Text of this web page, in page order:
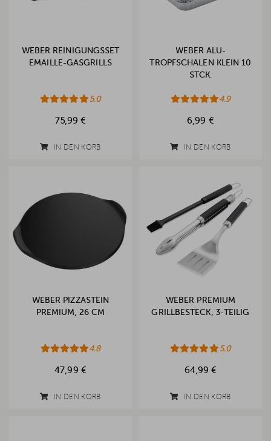
WEBER REINIGUNGSSET
EMAILLE-GASGRILLS
5.0
75,99 €
IN DEN KORB
WEBER ALU-
TROPFSCHALEN KLEIN 10
STCK.
4.9
6,99 €
IN DEN KORB
WEBER PIZZASTEIN
PREMIUM, 26 CM
4.8
47,99 €
IN DEN KORB
WEBER PREMIUM
GRILLBESTECK, 3-TEILIG
5.0
64,99 €
IN DEN KORB